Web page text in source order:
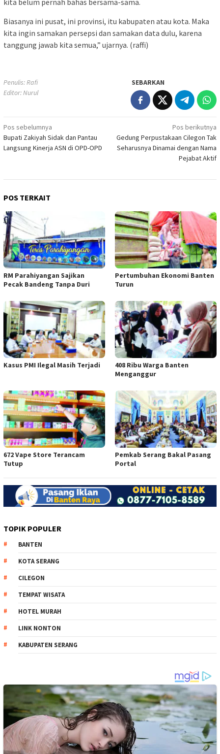
kita belum pernah bahas bersama-sama.
Biasanya ini pusat, ini provinsi, itu kabupaten atau kota. Maka
kita ingin samakan persepsi dan samakan data dulu, karena
tanggung jawab kita semua,” ujarnya. (raffi)
Penulis: Rafi
Editor: Nurul
SEBARKAN
Navigasi
pos
Pos sebelumnya
Bupati Zakiyah Sidak dan Pantau
Langsung Kinerja ASN di OPD-OPD
Pos berikutnya
Gedung Perpustakaan Cilegon Tak
Seharusnya Dinamai dengan Nama
Pejabat Aktif
POS TERKAIT
RM Parahiyangan Sajikan
Pecak Bandeng Tanpa Duri
Pertumbuhan Ekonomi Banten
Turun
Kasus PMI Ilegal Masih Terjadi
408 Ribu Warga Banten
Menganggur
672 Vape Store Terancam
Tutup
Pemkab Serang Bakal Pasang
Portal
TOPIK POPULER
BANTEN
KOTA SERANG
CILEGON
TEMPAT WISATA
HOTEL MURAH
LINK NONTON
KABUPATEN SERANG